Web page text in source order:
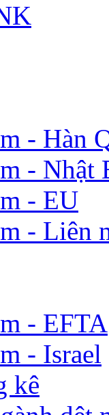
- Hàn
- Nhật
- EU
- Liên
- EFTA
- Israel
kê